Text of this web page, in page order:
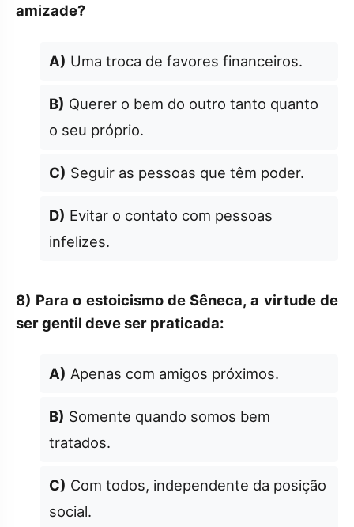
amizade?
A) Uma troca de favores financeiros.
B) Querer o bem do outro tanto quanto
o seu próprio.
C) Seguir as pessoas que têm poder.
D) Evitar o contato com pessoas
infelizes.
8) Para o estoicismo de Sêneca, a virtude de
ser gentil deve ser praticada:
A) Apenas com amigos próximos.
B) Somente quando somos bem
tratados.
C) Com todos, independente da posição
social.